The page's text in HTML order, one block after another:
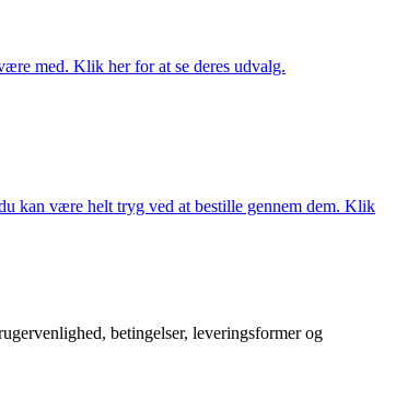
med. Klik her for at se deres udvalg.
kan være helt tryg ved at bestille gennem dem. Klik
betingelser, leveringsformer og